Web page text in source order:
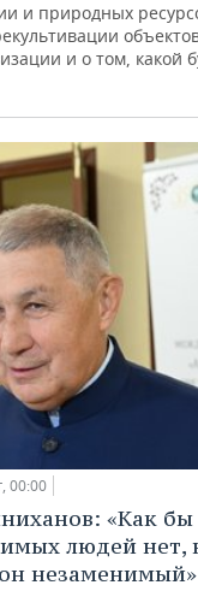
и природных
и о том, какой
00:00
«Как бы
людей нет,
незаменимый»